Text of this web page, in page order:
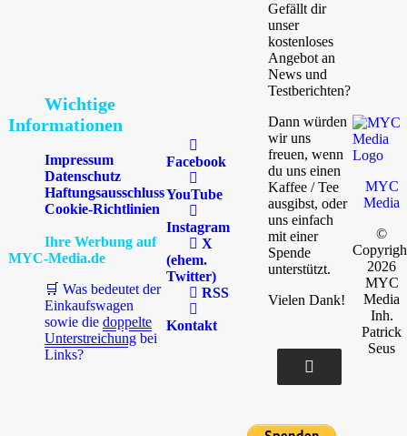
Wichtige
Informationen
Impressum
Datenschutz
Haftungsausschluss
Cookie-Richtlinien
Ihre Werbung auf
MYC-Media.de
🛒 Was bedeutet der
Einkaufswagen
sowie die doppelte
Unterstreichung bei
Links?
Facebook
YouTube
Instagram
X
(ehem.
Twitter)
RSS
Kontakt
Gefällt dir
unser
kostenloses
Angebot an
News und
Testberichten?
Dann würden
wir uns
freuen, wenn
du uns einen
Kaffee / Tee
ausgibst, oder
uns einfach
mit einer
Spende
unterstützt.
Vielen Dank!
MYC
Media
©
2026
MYC
Media
Inh.
Patrick
Seus